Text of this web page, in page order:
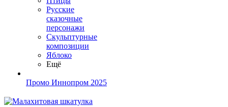
Русские
сказочные
персонажи
Скульптурные
композиции
Яблоко
Ещё
Промо Иннопром 2025